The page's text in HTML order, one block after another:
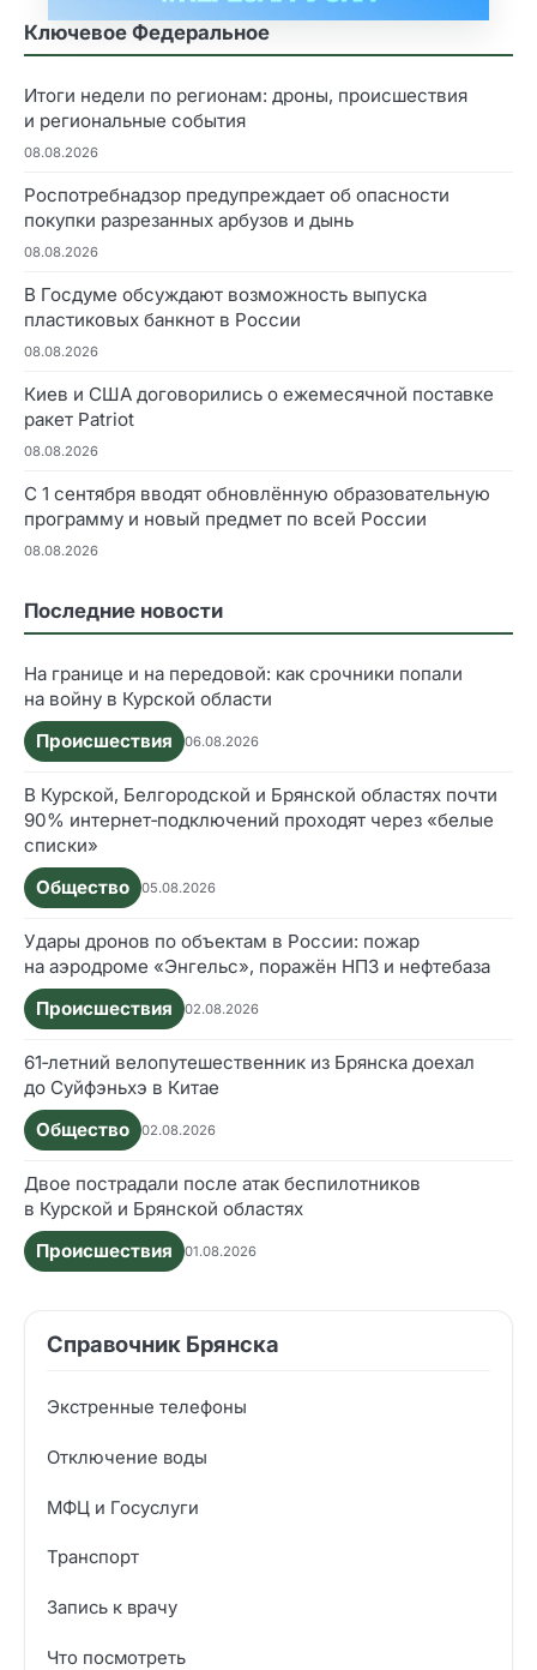
Ключевое Федеральное
Итоги недели по регионам: дроны, происшествия
и региональные события
08.08.2026
Роспотребнадзор предупреждает об опасности
покупки разрезанных арбузов и дынь
08.08.2026
В Госдуме обсуждают возможность выпуска
пластиковых банкнот в России
08.08.2026
Киев и США договорились о ежемесячной поставке
ракет Patriot
08.08.2026
С 1 сентября вводят обновлённую образовательную
программу и новый предмет по всей России
08.08.2026
Последние новости
На границе и на передовой: как срочники попали
на войну в Курской области
Происшествия
06.08.2026
В Курской, Белгородской и Брянской областях почти
90% интернет‑подключений проходят через «белые
списки»
Общество
05.08.2026
Удары дронов по объектам в России: пожар
на аэродроме «Энгельс», поражён НПЗ и нефтебаза
Происшествия
02.08.2026
61‑летний велопутешественник из Брянска доехал
до Суйфэньхэ в Китае
Общество
02.08.2026
Двое пострадали после атак беспилотников
в Курской и Брянской областях
Происшествия
01.08.2026
Справочник Брянска
Экстренные телефоны
Отключение воды
МФЦ и Госуслуги
Транспорт
Запись к врачу
Что посмотреть